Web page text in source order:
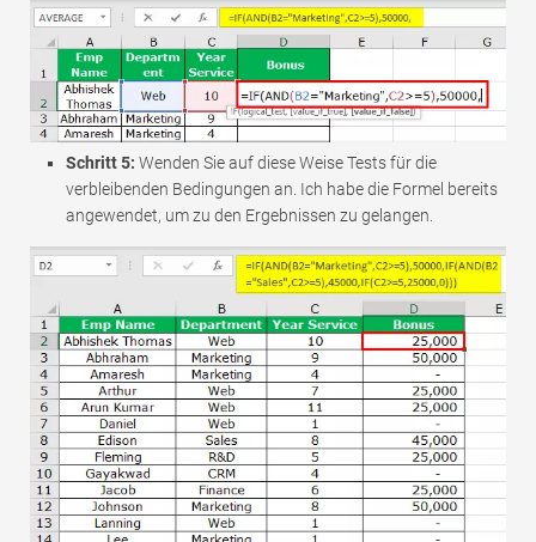
Schritt 5: Wenden Sie auf diese Weise Tests für die
verbleibenden Bedingungen an. Ich habe die Formel bereits
angewendet, um zu den Ergebnissen zu gelangen.